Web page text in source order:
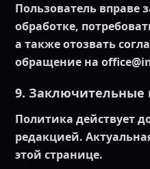
Пользователь вправе
обработке,
а также отозвать
обращение на
9. Заключительные
Политика действует
редакцией.
этой странице.